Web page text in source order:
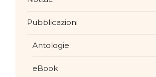
Pubblicazioni
Antologie
eBook